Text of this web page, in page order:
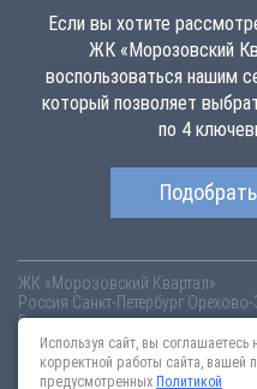
Если вы хотите
ЖК «Морозовский
воспользоваться нашим
который позволяет
по 4
ЖК «Морозовский Квартал»
Россия Санкт-Петербург Орехово-
Бондаренко
morozovskij-
комплексе «Морозовский
Зуево. Квартиры различных
Используя сайт, вы
корректной работы сайта, вашей
предусмотренных Политикой